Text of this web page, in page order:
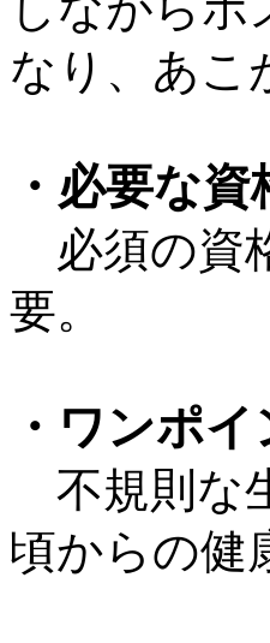
なり、あこ
・必要な資
必須の資
要。
・ワンポ
不規則な
頃からの健